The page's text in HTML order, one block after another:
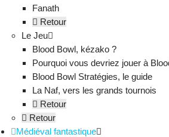
Fanath
Retour
Le Jeu
Blood Bowl, kézako ?
Pourquoi vous devriez jouer à
Blood Bowl Stratégies, le guide
La Naf, vers les grands tournois
Retour
Retour
Médiéval fantastique